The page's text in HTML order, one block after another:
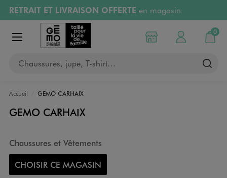
Aller au contenu principal
Aller à la navigation
RETRAIT ET LIVRAISON OFFERTE en magasin
Retours OFFERTSpendant 30 jours
PAYEZ EN 3x SANS FRAIS
RÉSERVATION GRATUITE
Afficher le menu
Chaussures, jupe, T-shirt…
Choisir mon magasin
Mon compte
0
Mon
Accueil GEMO CARHAIX
GEMO CARHAIX
Chaussures et Vêtements
CHOISIR CE MAGASIN